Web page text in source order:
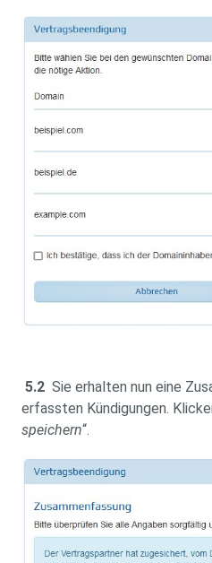
5.2 Sie erhalten nun eine
erfassten Kündigungen.
speichern“.